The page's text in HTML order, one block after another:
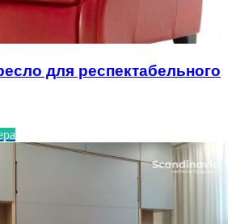
для респектабельного